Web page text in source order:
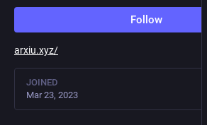
Follow
arxiu.xyz/
JOINED
Mar 23, 2023